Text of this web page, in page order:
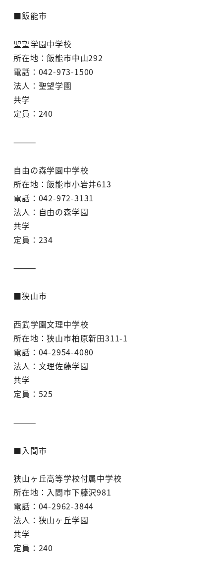
■飯能市
聖望学園中学校
所在地：飯能市中山292
電話：042-973-1500
法人：聖望学園
共学
定員：240
⸻
自由の森学園中学校
所在地：飯能市小岩井613
電話：042-972-3131
法人：自由の森学園
共学
定員：234
⸻
■狭山市
西武学園文理中学校
所在地：狭山市柏原新田311-1
電話：04-2954-4080
法人：文理佐藤学園
共学
定員：525
⸻
■入間市
狭山ヶ丘高等学校付属中学校
所在地：入間市下藤沢981
電話：04-2962-3844
法人：狭山ヶ丘学園
共学
定員：240